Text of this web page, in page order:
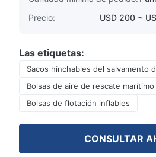
Precio:
USD 200 ~
Las etiquetas:
Sacos hinchables del salvamento
Bolsas de aire de rescate marítimo
Bolsas de flotación inflables
CONSULTAR